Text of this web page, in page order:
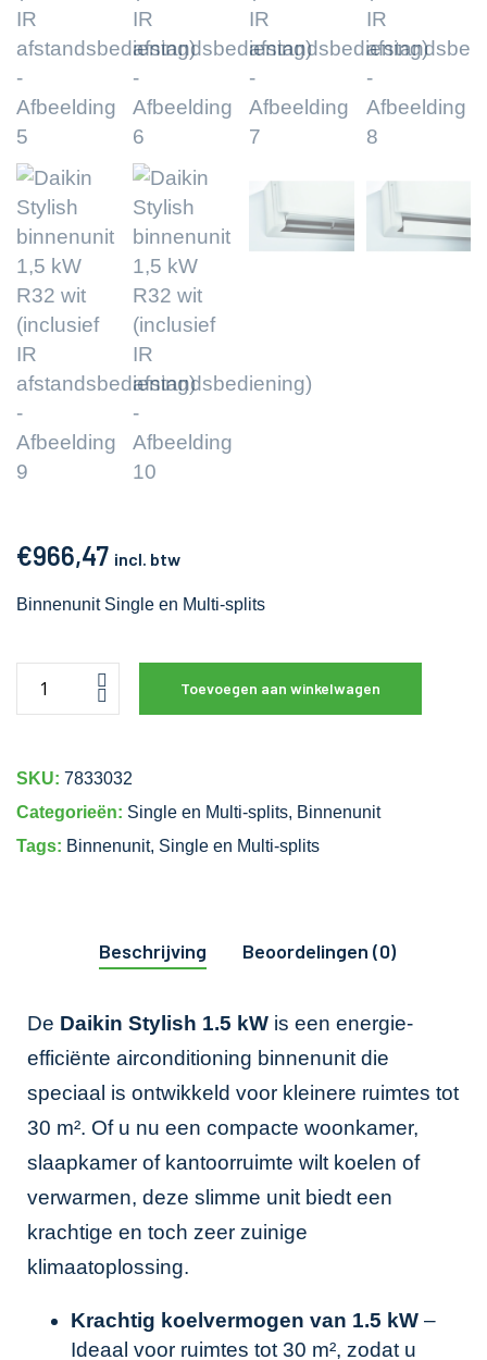
€966,47 incl. btw
Binnenunit Single en Multi-splits
Toevoegen aan winkelwagen
SKU: 7833032
Categorieën: Single en Multi-splits, Binnenunit
Tags: Binnenunit, Single en Multi-splits
Beschrijving Beoordelingen (0)
De Daikin Stylish 1.5 kW is een energie-
efficiënte airconditioning binnenunit die
speciaal is ontwikkeld voor kleinere ruimtes tot
30 m². Of u nu een compacte woonkamer,
slaapkamer of kantoorruimte wilt koelen of
verwarmen, deze slimme unit biedt een
krachtige en toch zeer zuinige
klimaatoplossing.
Krachtig koelvermogen van 1.5 kW –
Ideaal voor ruimtes tot 30 m², zodat u